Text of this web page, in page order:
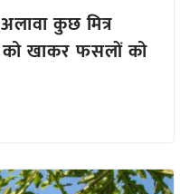
कुछ मित्र
को खाकर फसलों को